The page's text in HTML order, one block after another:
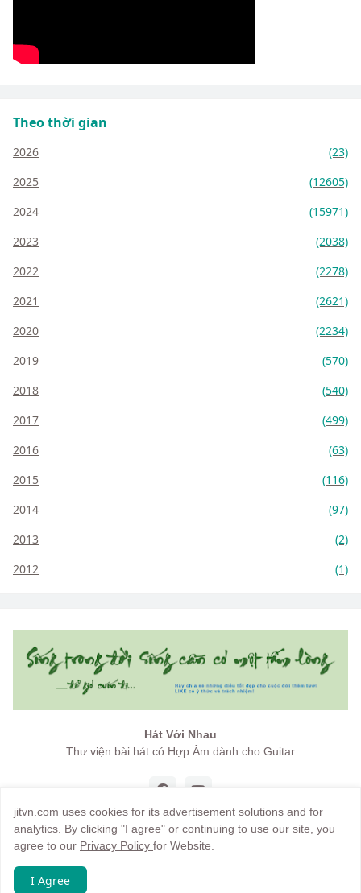
Theo thời gian
2026
(23)
2025
(12605)
2024
(15971)
2023
(2038)
2022
(2278)
2021
(2621)
2020
(2234)
2019
(570)
2018
(540)
2017
(499)
2016
(63)
2015
(116)
2014
(97)
2013
(2)
2012
(1)
Hát Với Nhau
Thư viện bài hát có Hợp Âm dành cho Guitar
Copyright by
Trang chủ
jitvn.com uses cookies for its advertisement solutions and for
analytics. By clicking "I agree" or continuing to use our site, you
agree to our Privacy Policy for Website.
I Agree